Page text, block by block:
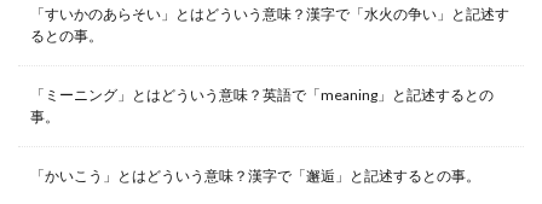
「すいかのあらそい」とはどういう意味？漢字で「水火の争い」と記述す
るとの事。
「ミーニング」とはどういう意味？英語で「meaning」と記述するとの
事。
「かいこう」とはどういう意味？漢字で「邂逅」と記述するとの事。